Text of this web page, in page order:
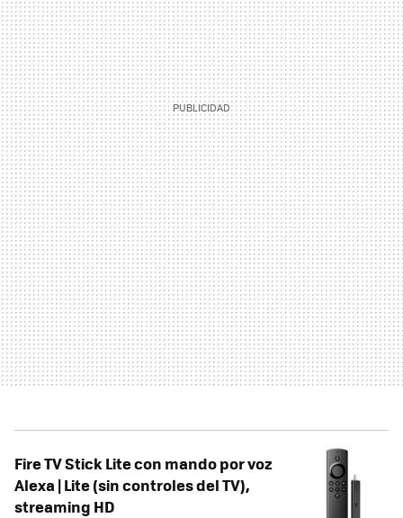
Fire TV Stick Lite con mando por voz
Alexa | Lite (sin controles del TV),
streaming HD